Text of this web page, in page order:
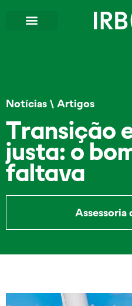
Notícias \ Artigos
Transição
justa: o
faltava
Assessoria